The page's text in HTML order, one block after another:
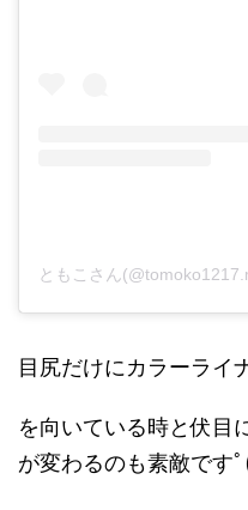
ともこさん
目尻だけにカラーライ
を向いている時と伏目
が変わるのも素敵ですﾟ